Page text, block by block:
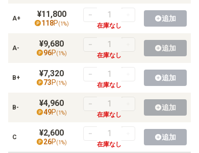
【BT-08】ニューヒーロー
【BT-07】ネクストアドベンチャー
【BT-05】バトルオブオメガ
【BT-04】グレイトレジェンド
【BT-03】ユニオンインパクト
A+ ¥11,800
118P(1%) 在庫なし
追加
A- ¥9,680
96P(1 %) 在庫なし
追加
B+ ¥7,320
73P(1%) 在庫なし
追加
B- ¥4,960
49P(1 %) 在庫なし
追加
C ¥2,600
26P(1%) 在庫なし
追加